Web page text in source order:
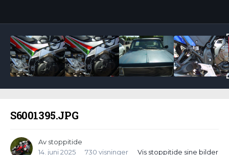
S6001395.JPG
Av stoppitide
14. juni 2025
730 visninger
Vis stoppitide sine bilder